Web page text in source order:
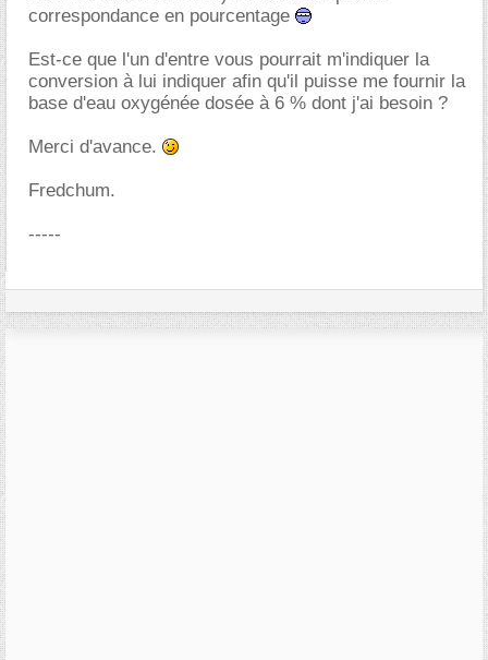
correspondance en pourcentage
Est-ce que l'un d'entre vous pourrait m'indiquer la
conversion à lui indiquer afin qu'il puisse me fournir la
base d'eau oxygénée dosée à 6 % dont j'ai besoin ?
Merci d'avance.
Fredchum.
-----